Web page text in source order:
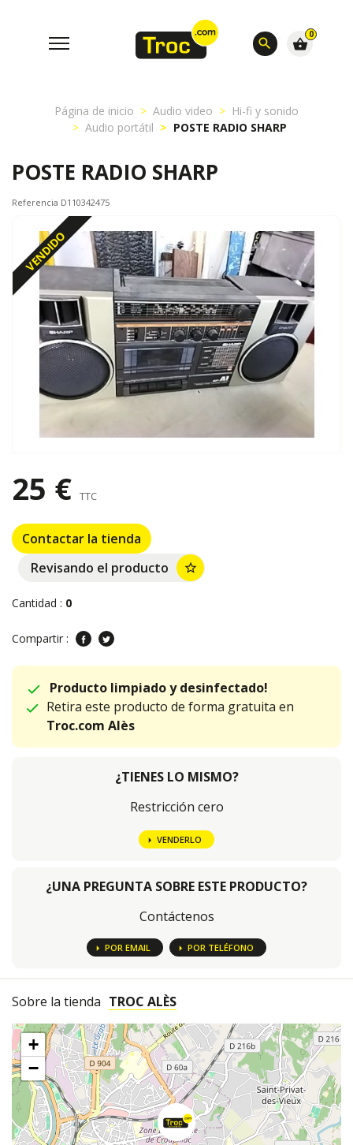
search
0
shopping_basket
Página de inicio Audio video
Hi-fi y sonido
Audio portátil
POSTE RADIO SHARP
POSTE RADIO SHARP
Referencia D110342475
VENDIDO
25 € TTC
Contactar la tienda
Revisando el producto
star_border
Cantidad : 0
Compartir :
Producto limpiado y desinfectado!
Retira este producto de forma gratuita en
Troc.com Alès
¿TIENES LO MISMO?
Restricción cero
VENDERLO
¿UNA PREGUNTA SOBRE ESTE PRODUCTO?
Contáctenos
POR EMAIL POR TELÉFONO
Sobre la tienda TROC ALÈS
+
−